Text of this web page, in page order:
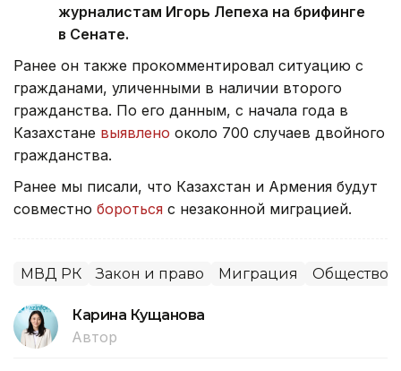
журналистам Игорь Лепеха на брифинге
в Сенате.
Ранее он также прокомментировал ситуацию с
гражданами, уличенными в наличии второго
гражданства. По его данным, с начала года в
Казахстане выявлено около 700 случаев двойного
гражданства.
Ранее мы писали, что Казахстан и Армения будут
совместно бороться с незаконной миграцией.
МВД РК Закон и право Миграция Общество
Карина Кущанова
Автор